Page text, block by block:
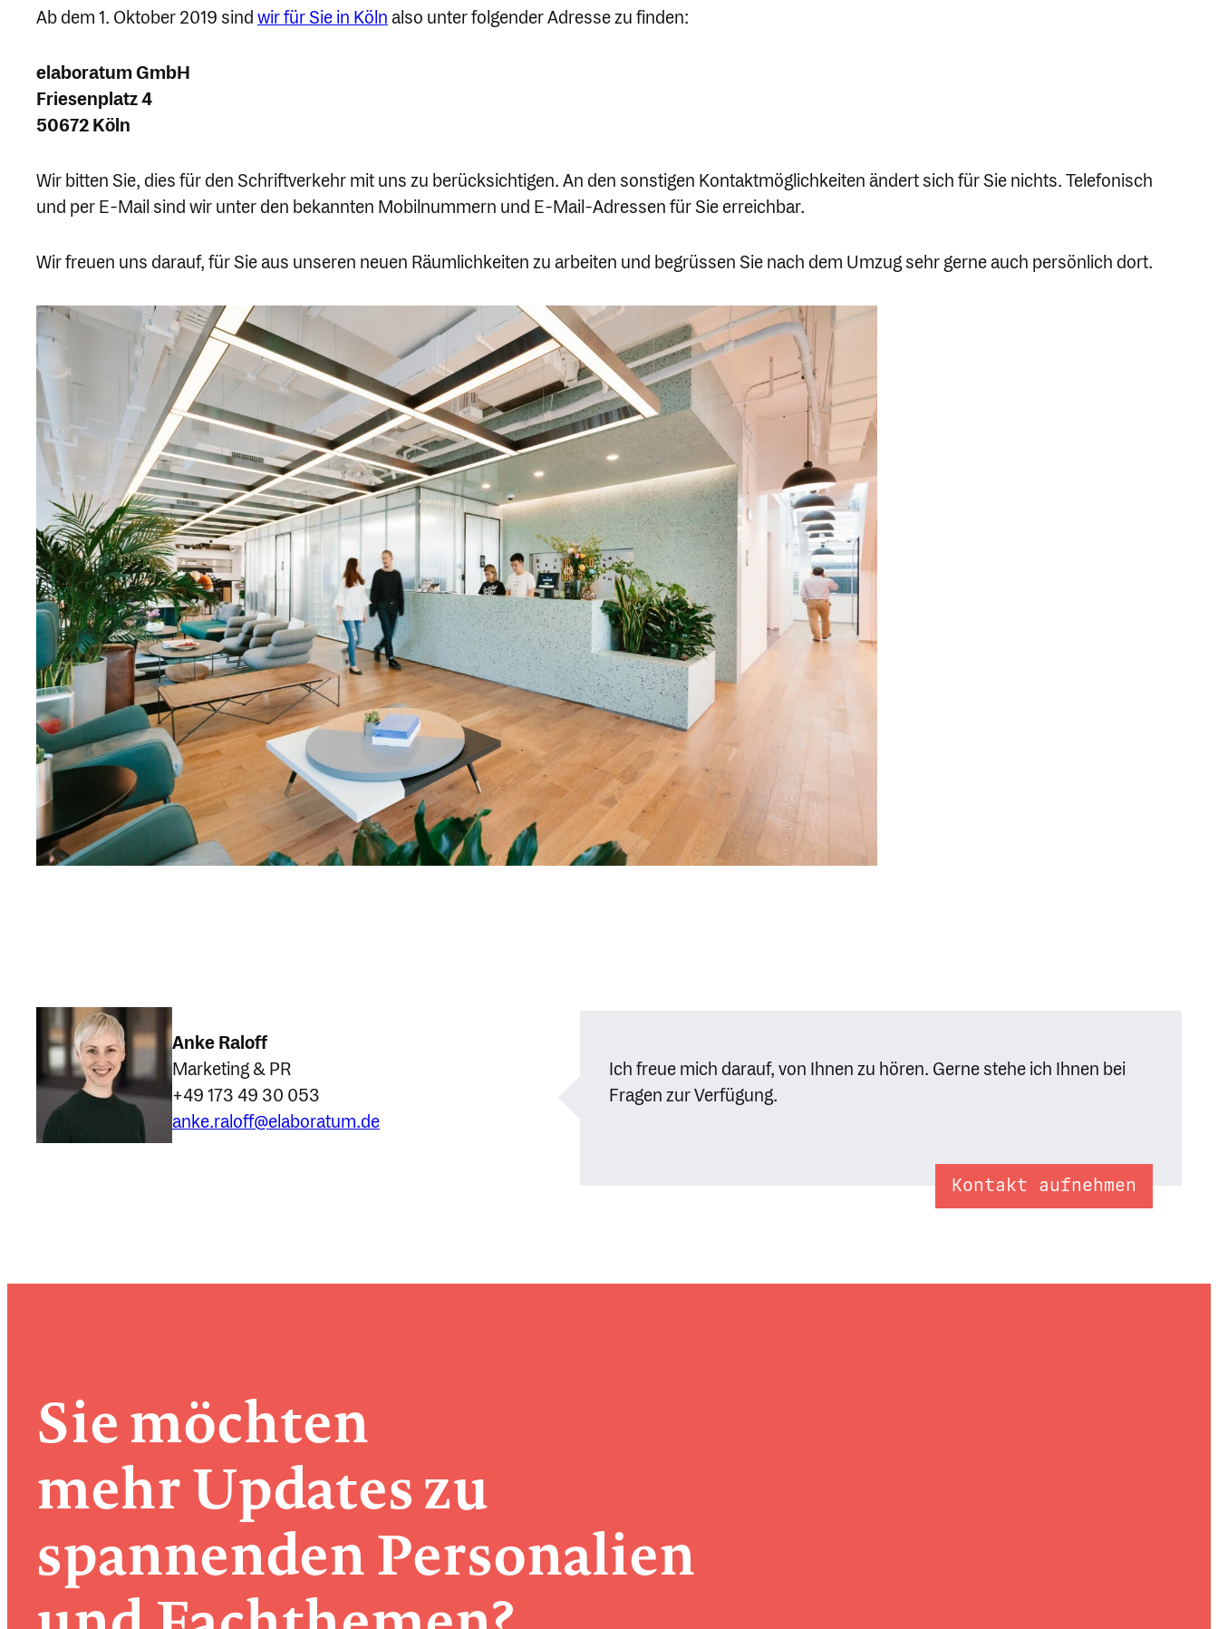
Ab dem 1. Oktober 2019 sind wir für Sie in Köln also unter folgender Adresse zu finden:
elaboratum GmbH
Friesen­platz 4
50672 Köln
Wir bitten Sie, dies für den Schrift­verkehr mit uns zu berück­sich­tigen. An den sonstigen Kontakt­mög­lich­keiten ändert sich für Sie nichts. Telefo­nisch
und per E‑Mail sind wir unter den bekannten Mobil­nummern und E‑Mail-Adressen für Sie erreichbar.
Wir freuen uns darauf, für Sie aus unseren neuen Räumlich­keiten zu arbeiten und begrüssen Sie nach dem Umzug sehr gerne auch persönlich dort.
Anke Raloff
Marketing & PR
+49 173 49 30 053
ed.mutarobale@ffolar.ekna
Ich freue mich darauf, von Ihnen zu hören. Gerne stehe ich Ihnen bei
Fragen zur Verfügung.
Kontakt aufnehmen
Sie möchten
mehr Updateszu
spannenden Personalien